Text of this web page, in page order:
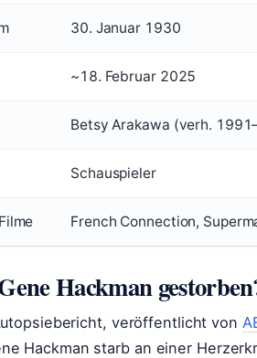
30. Januar 1930
~18. Februar 2025
Betsy Arakawa (verh.
Schauspieler
French Connection,
Hackman
veröffentlicht von
Hackman starb an einer